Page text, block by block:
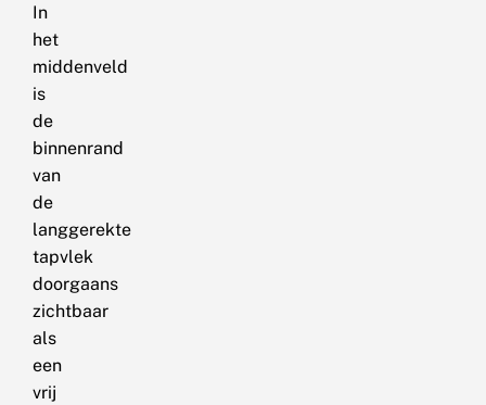
In
het
middenveld
is
de
binnenrand
van
de
langgerekte
tapvlek
doorgaans
zichtbaar
als
een
vrij